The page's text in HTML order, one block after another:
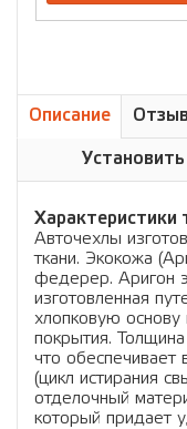
Описание
Установить
Характеристики
Авточехлы
ткани. Экокожа
федерер. Аригон
изготовленная
хлопковую основу
покрытия.
что обеспечивает
(цикл истирания
отделочный
который придает